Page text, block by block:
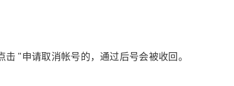
"申请取消帐号的，通过后号会被收回。